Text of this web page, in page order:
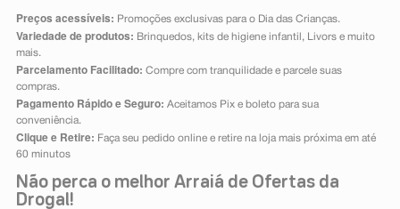
Preços acessíveis: Promoções exclusivas para o Dia das Crianças.
Variedade de produtos: Brinquedos, kits de higiene infantil, Livors e muito
mais.
Parcelamento Facilitado: Compre com tranquilidade e parcele suas
compras.
Pagamento Rápido e Seguro: Aceitamos Pix e boleto para sua
conveniência.
Clique e Retire: Faça seu pedido online e retire na loja mais próxima em até
60 minutos
Não perca o melhor Arraiá de Ofertas da
Drogal!